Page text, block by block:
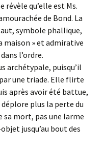
révèle qu’elle est Ms.
de Bond. La
symbole phallique,
maison » et admirative
l’ordre.
archétypale, puisqu’il
une triade. Elle flirte
après avoir été battue,
plus la perte du
sa mort, pas une larme
jusqu’au bout des